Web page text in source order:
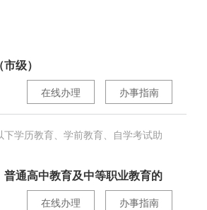
级）
办事指南
在线办理
下学历教育、学前教育、自学考试助
通高中教育及中等职业教育的
办事指南
在线办理